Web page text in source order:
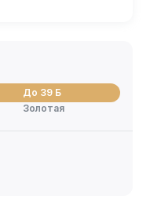
До 39 Б
Золотая